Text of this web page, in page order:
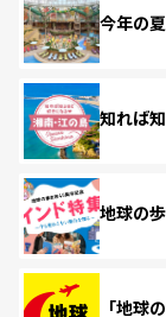
今年の
知れば
地球の
「地球